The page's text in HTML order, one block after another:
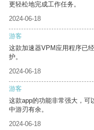
更轻松地完成工作任务。
2024-06-18
游客
这款加速器VPM应用程序已
护。
2024-06-18
游客
这款app的功能非常强大，可
中游刃有余。
2024-06-18